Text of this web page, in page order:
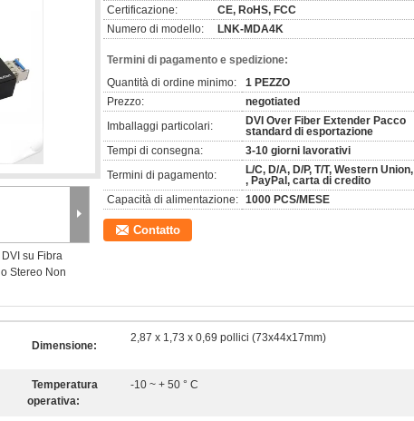
su Fibra
Stereo Non
Certificazione:
CE, RoHS, FCC
Numero di modello:
LNK-MDA4K
Termini di pagamento e spedizione:
Quantità di ordine minimo:
1 PEZZO
Prezzo:
negotiated
Imballaggi particolari:
DVI Over Fiber Extender Pacco
standard di esportazione
Tempi di consegna:
3-10 giorni lavorativi
Termini di pagamento:
L/C, D/A, D/P, T/T, Western Union,
, PayPal, carta di credito
Capacità di alimentazione: 1000 PCS/MESE
Contatto
Dimensione:
2,87 x 1,73 x 0,69 pollici (73x44x17mm)
Temperatura
operativa:
-10 ~ + 50 ° C